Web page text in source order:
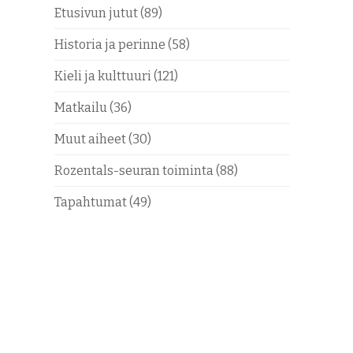
Etusivun jutut(89)
Historia ja perinne (58)
Kieli ja kulttuuri(121)
Matkailu(36)
Muut aiheet(30)
Rozentals-seuran toiminta(88)
Tapahtumat(49)